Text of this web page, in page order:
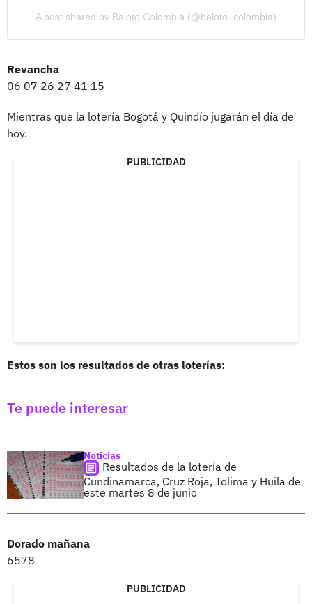
A post shared by Baloto Colombia (@baloto_colombia)
Revancha
06 07 26 27 41 15
Mientras que la lotería Bogotá y Quindío jugarán el día de
hoy.
PUBLICIDAD
Estos son los resultados de otras loterías:
Te puede interesar
Noticias
Resultados de la lotería de
Cundinamarca, Cruz Roja, Tolima y Huila de
este martes 8 de junio
Dorado mañana
6578
PUBLICIDAD